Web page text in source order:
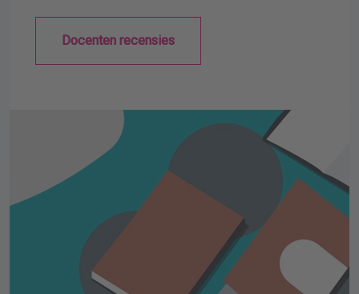
Docenten recensies